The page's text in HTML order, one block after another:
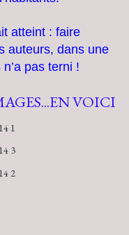
atteint : faire
auteurs, dans une
pas terni !
VOICI